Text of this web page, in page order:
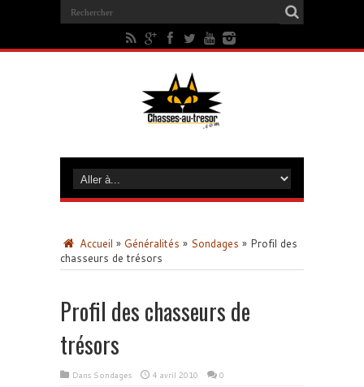
Accueil » Généralités » Sondages » Profil des
chasseurs de trésors
Profil des chasseurs de
trésors
Dans Sondages 4 avril 2010 0